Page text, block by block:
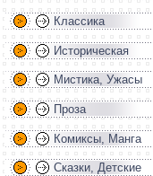
Классика
Историческая
Мистика, Ужасы
Проза
Комиксы, Манга
Сказки, Детские